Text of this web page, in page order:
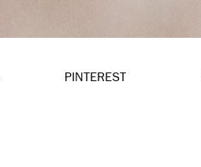
PINTEREST